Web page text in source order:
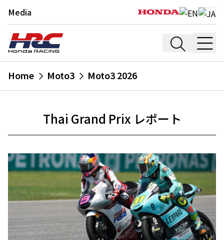
Media
Home Moto3 Moto3 2026
Thai Grand Prix レポート